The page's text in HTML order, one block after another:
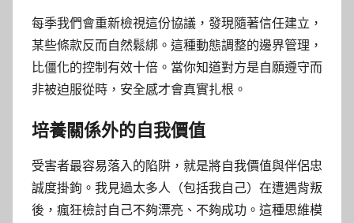
每季我們會重新檢視這份協議，發現隨著信任建立，
某些條款反而自然鬆綁。這種動態調整的邊界管理，
比僵化的控制有效十倍。當你知道對方是自願遵守而
非被迫服從時，安全感才會真實扎根。
培養關係外的自我價值
受害者最容易落入的陷阱，就是將自我價值與伴侶忠
誠度掛鉤。我見過太多人（包括我自己）在遭遇背叛
後，瘋狂檢討自己不夠漂亮、不夠成功。這種思維模